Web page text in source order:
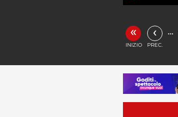
«
INIZIO
‹
PREC.
…